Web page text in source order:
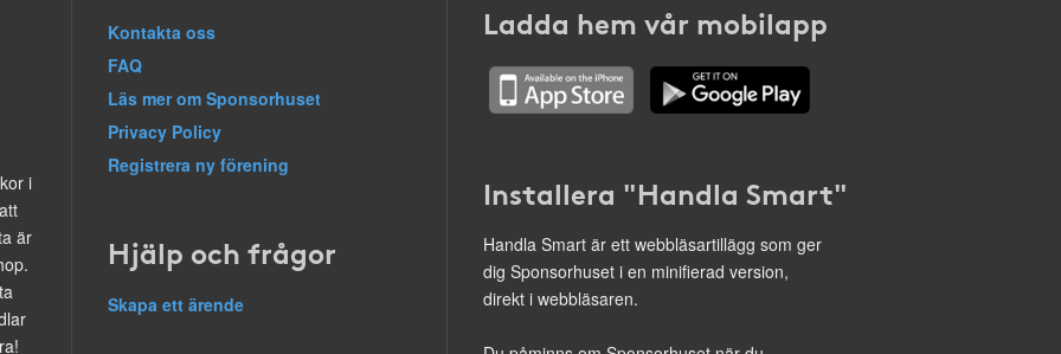
i
är
Kontakta oss
FAQ
Läs mer om Sponsorhuset
Privacy Policy
Registrera ny förening
Hjälp och frågor
Skapa ett ärende
Ladda hem vår mobilapp
Installera "Handla Smart"
Handla Smart är ett webbläsartillägg som ger
dig Sponsorhuset i en minifierad version,
direkt i webbläsaren.